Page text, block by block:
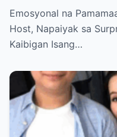
Surpresang
Emosyonal na
Host, Napaiyak sa
Kaibigan Isang…